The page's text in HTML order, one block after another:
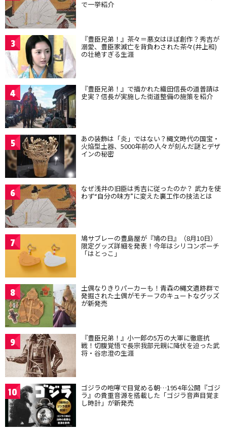
で一挙紹介
3 『豊臣兄弟！』茶々＝悪女はほぼ創作？秀吉が
溺愛、豊臣家滅亡を背負わされた茶々(井上和)
の壮絶すぎる生涯
4 『豊臣兄弟！』で描かれた織田信長の道普請は
史実？信長が実施した街道整備の施策を紹介
5 あの装飾は「炎」ではない？縄文時代の国宝・
火焔型土器、5000年前の人々が刻んだ謎とデザ
インの秘密
6 なぜ浅井の旧臣は秀吉に従ったのか？ 武力を使
わず“自分の味方”に変えた裏工作の技法とは
7 鳩サブレーの豊島屋が『鳩の日』（8月10日）
限定グッズ詳細を発表！今年はシリコンポーチ
「はとっこ」
8 土偶なりきりパーカーも！青森の縄文遺跡群で
発掘された土偶がモチーフのキュートなグッズ
が新発売
9 『豊臣兄弟！』小一郎の5万の大軍に徹底抗
戦！切腹覚悟で長宗我部元親に降伏を迫った武
将・谷忠澄の生涯
10 ゴジラの咆哮で目覚める朝…1954年公開『ゴジ
ラ』の貴重音源を搭載した「ゴジラ音声目覚ま
し時計」が新発売